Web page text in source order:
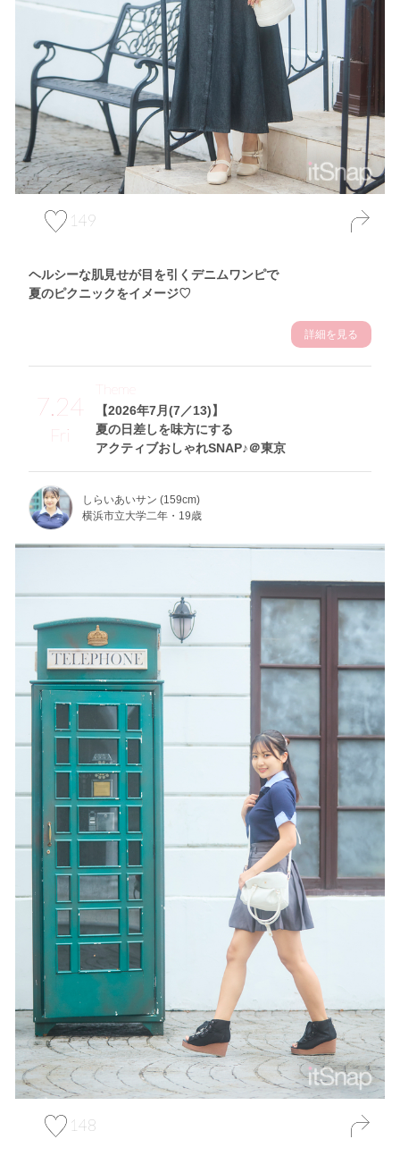
149
ヘルシーな肌見せが目を引くデニムワンピで
夏のピクニックをイメージ♡
詳細を見る
7.24
Fri
【2026年7月(7／13)】
夏の日差しを味方にする
アクティブおしゃれSNAP♪＠東京
Theme
しらいあいサン (159cm)
横浜市立大学二年・19歳
148